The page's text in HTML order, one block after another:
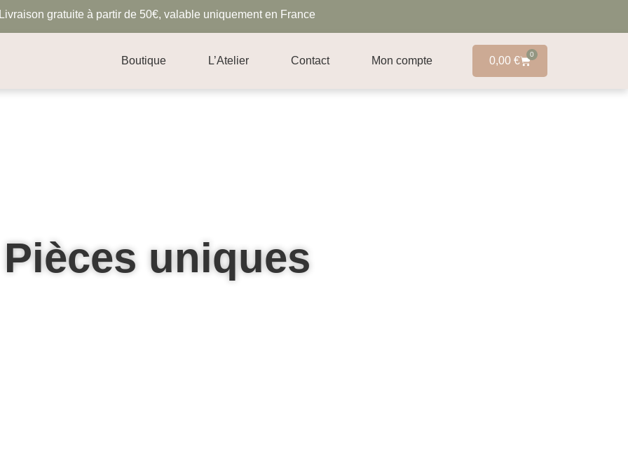
gratuite à partir de 50€, valable uniquement en France
Boutique L’Atelier Contact Mon compte 0,00€
0
Pièces uniques